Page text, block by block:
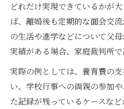
どれだけ実現できているかが
ば、離婚後も定期的な面会交
の生活や進学などについて父
実績がある場合、家庭裁判所で
実際の例としては、養育費の
い、学校行事への両親の参加
た記録が残っているケースなど